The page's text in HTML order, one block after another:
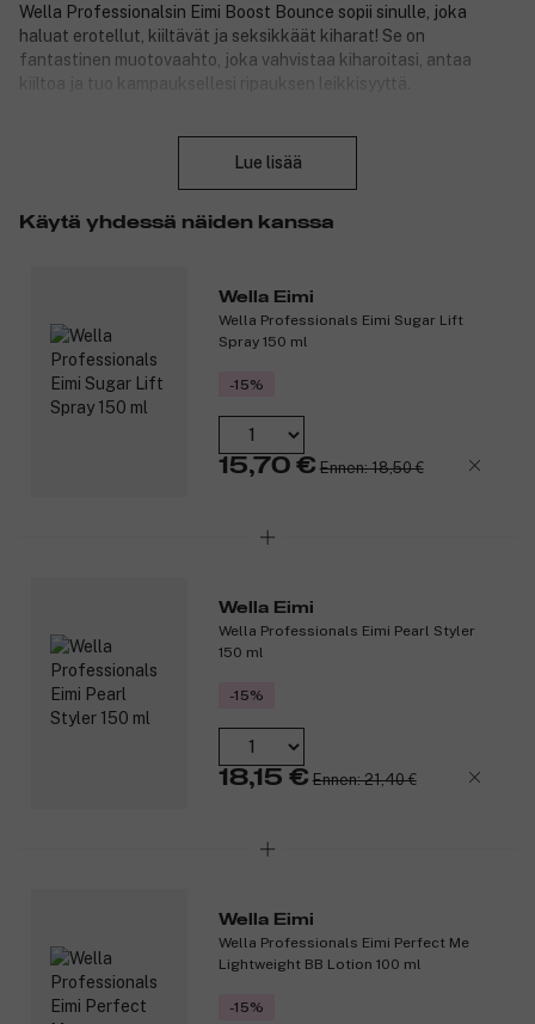
Wella Professionalsin Eimi Boost Bounce sopii sinulle, joka
haluat erotellut, kiiltävät ja seksikkäät kiharat! Se on
fantastinen muotovaahto, joka vahvistaa kiharoitasi, antaa
kiiltoa ja tuo kampauksellesi ripauksen leikkisyyttä.
Lue lisää
Käytä yhdessä näiden kanssa
Wella Eimi
Wella Professionals Eimi Sugar Lift
Spray 150 ml
-15%
15,70 € Ennen: 18,50 €
Wella Eimi
Wella Professionals Eimi Pearl Styler
150 ml
-15%
18,15 € Ennen: 21,40 €
Wella Eimi
Wella Professionals Eimi Perfect Me
Lightweight BB Lotion 100 ml
-15%